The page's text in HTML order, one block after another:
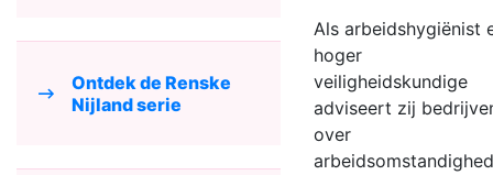
Ontdek de Renske
Nijland serie
Als arbeidshygiënist
hoger
veiligheidskundige
adviseert zij
over